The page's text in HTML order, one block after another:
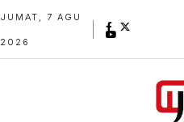
JUMAT, 7 AGU
2026